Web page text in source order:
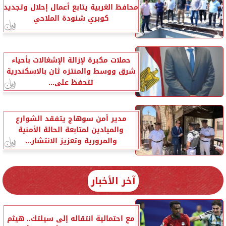
محافظ الغربية يتابع أعمال إحلال وتجديد
كوبري شنودة الملاحي
حملات مكبرة لإزالة الإشغالات بأحياء
شرق ووسط والمنتزه ثان بالاسكندرية
تتحفظ على...
مدير أمن سوهاج يتفقد الشوارع
والميادين لمتابعة الحالة الأمنية
والمرورية وتعزيز الانتشار...
آخر الأخبار
مع احتمالية انتقاله إلى سيلتك.. هيثم